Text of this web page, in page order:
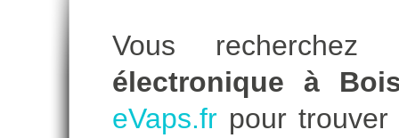
Vous
électronique à
eVaps.frpour trouver